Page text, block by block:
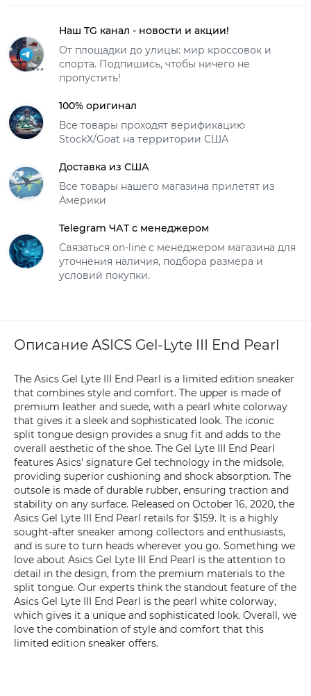
Наш TG канал - новости и акции!
От площадки до улицы: мир кроссовок и
спорта. Подпишись, чтобы ничего не
пропустить!
100% оригинал
Все товары проходят верификацию
StockX/Goat на территории США
Доставка из США
Все товары нашего магазина прилетят из
Америки
Telegram ЧАТ с менеджером
Связаться on-line с менеджером магазина для
уточнения наличия, подбора размера и
условий покупки.
Описание ASICS Gel-Lyte III End Pearl
The Asics Gel Lyte III End Pearl is a limited edition sneaker
that combines style and comfort. The upper is made of
premium leather and suede, with a pearl white colorway
that gives it a sleek and sophisticated look. The iconic
split tongue design provides a snug fit and adds to the
overall aesthetic of the shoe. The Gel Lyte III End Pearl
features Asics' signature Gel technology in the midsole,
providing superior cushioning and shock absorption. The
outsole is made of durable rubber, ensuring traction and
stability on any surface. Released on October 16, 2020, the
Asics Gel Lyte III End Pearl retails for $159. It is a highly
sought-after sneaker among collectors and enthusiasts,
and is sure to turn heads wherever you go. Something we
love about Asics Gel Lyte III End Pearl is the attention to
detail in the design, from the premium materials to the
split tongue. Our experts think the standout feature of the
Asics Gel Lyte III End Pearl is the pearl white colorway,
which gives it a unique and sophisticated look. Overall, we
love the combination of style and comfort that this
limited edition sneaker offers.